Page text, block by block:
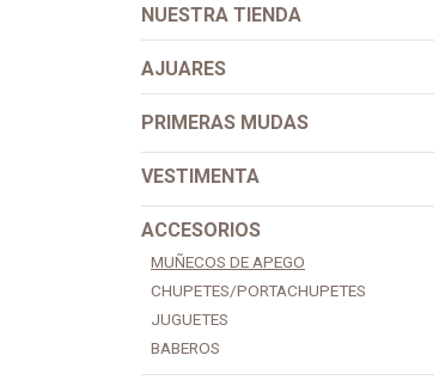
NUESTR​A ​TIENDA​
AJUARES
PRIMERAS MUDAS
VESTIMENTA
ACCESORIOS
MUÑECOS DE APEGO
CHUPETES/PORTACHUPETES
JUGUETES
BABEROS